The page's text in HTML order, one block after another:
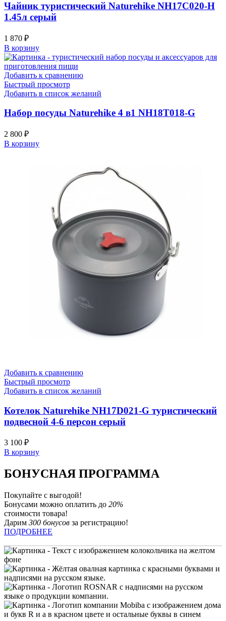
Чайник туристический Naturehike NH17C020-H
1.45л серый
1 870 ₽
В корзину
Добавить к сравнению
Быстрый просмотр
Добавить в список желаний
Набор посуды Naturehike 4 в1 NH18T018-G
2 800 ₽
В корзину
Добавить к сравнению
Быстрый просмотр
Добавить в список желаний
Котелок Naturehike NH17D021-G туристический
подвесной 4-6 персон серый
3 100 ₽
В корзину
БОНУСНАЯ ПРОГРАММА
Покупайте с выгодой!
Бонусами можно оплатить до 20%
стоимости товара!
Дарим 300 бонусов за регистрацию!
ПОДРОБНЕЕ